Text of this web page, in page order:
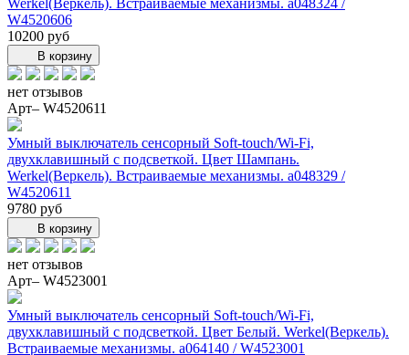
W4520606
10200 руб
В корзину
нет отзывов
Арт– W4520611
Умный выключатель сенсорный Soft-touch/Wi-Fi,
двухклавишный с подсветкой. Цвет Шампань.
Werkel(Веркель). Встраиваемые механизмы. a048329 /
W4520611
9780 руб
В корзину
нет отзывов
Арт– W4523001
Умный выключатель сенсорный Soft-touch/Wi-Fi,
двухклавишный с подсветкой. Цвет Белый. Werkel(Веркель).
Встраиваемые механизмы. a064140 / W4523001